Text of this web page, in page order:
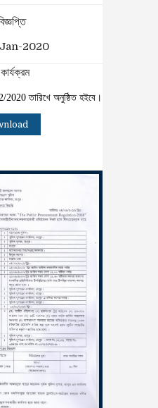
2020
তারিখে ‍অনুষ্ঠিত হইবে।